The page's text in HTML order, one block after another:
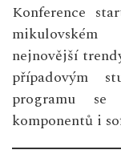
Konference
nejnovější
případovým
programu se
komponentů i